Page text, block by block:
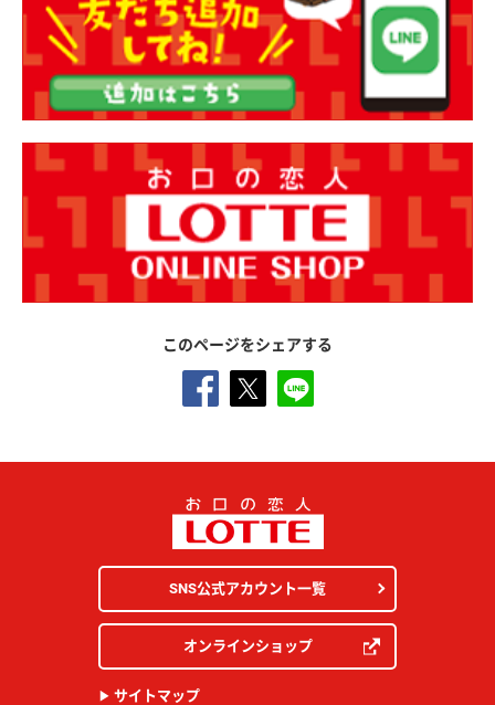
このページをシェアする
サイトマップ
SNS公式アカウント一覧
オンラインショップ